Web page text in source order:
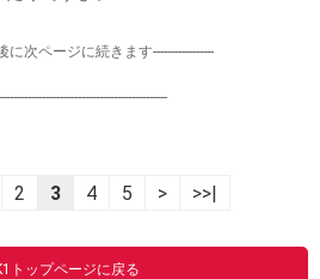
に次ページに続きます-----------------
2 3 4 5 > >>|
トップページに戻る